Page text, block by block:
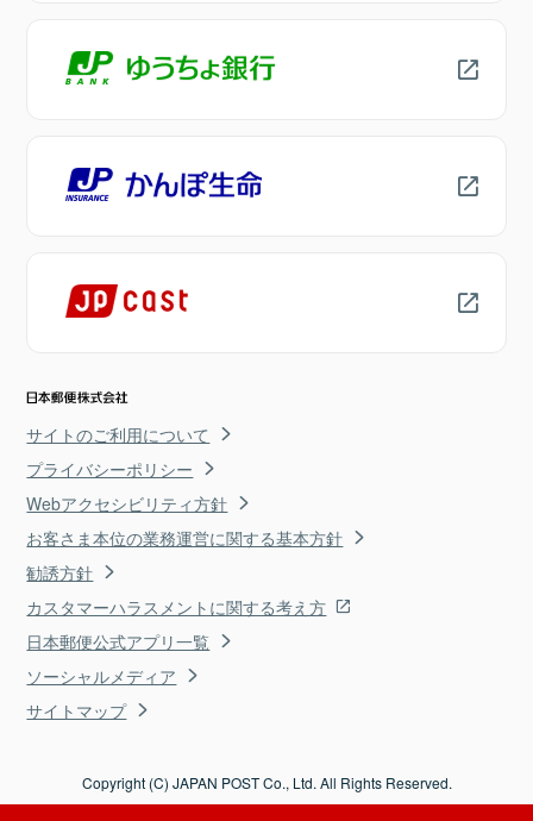
サイトのご利用について
プライバシーポリシー
Webアクセシビリティ方針
お客さま本位の業務運営に関する基本方針
勧誘方針
カスタマーハラスメントに関する考え方
日本郵便公式アプリ一覧
ソーシャルメディア
サイトマップ
Copyright (C) JAPAN POST Co., Ltd. All Rights Reserved.